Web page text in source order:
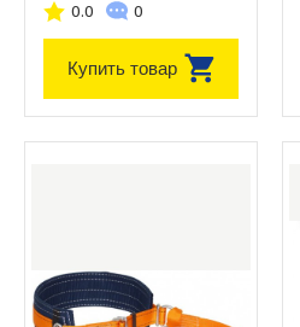
0.0 0
Купить товар